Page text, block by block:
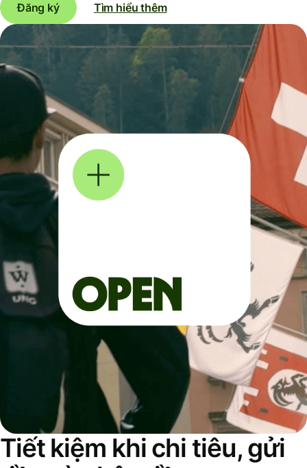
Đăng ký Tìm hiểu thêm
Tiết kiệm khi chi tiêu, gửi